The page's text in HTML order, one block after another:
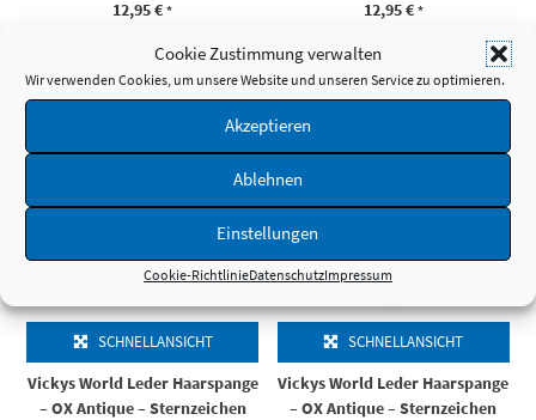
Cookie Zustimmung verwalten
Wir verwenden Cookies, um unsere Website und unseren Service zu optimieren.
Akzeptieren
Ablehnen
Einstellungen
Cookie-RichtlinieDatenschutzImpressum
12,95€ *
zzgl.Versandkosten
12,95€ *
zzgl.Versandkosten
SCHNELLANSICHT
Vickys World Leder Haarspange
– OX Antique – Sternzeichen
SCHNELLANSICHT
Vickys World Leder Haarspange
– OX Antique – Sternzeichen